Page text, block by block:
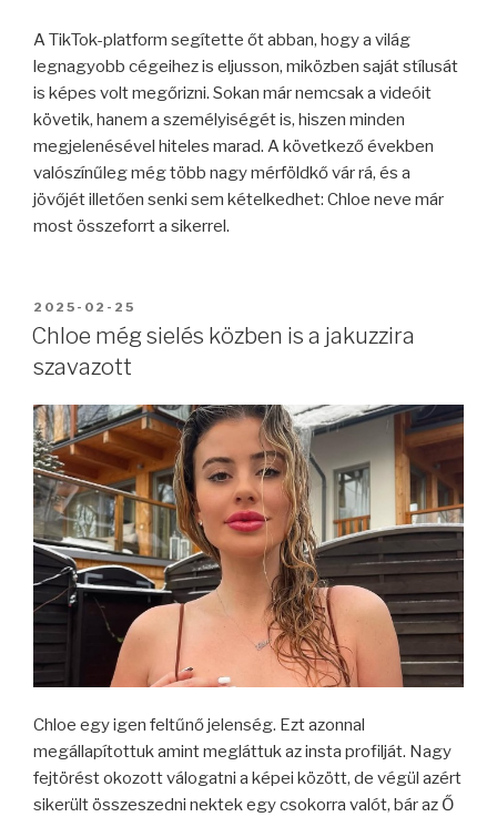
A TikTok-platform segítette őt abban, hogy a világ
legnagyobb cégeihez is eljusson, miközben saját stílusát
is képes volt megőrizni. Sokan már nemcsak a videóit
követik, hanem a személyiségét is, hiszen minden
megjelenésével hiteles marad. A következő években
valószínűleg még több nagy mérföldkő vár rá, és a
jövőjét illetően senki sem kételkedhet: Chloe neve már
most összeforrt a sikerrel.
BEKÜLDVE:
2025-02-25
Chloe még sielés közben is a jakuzzira
szavazott
Chloe egy igen feltűnő jelenség. Ezt azonnal
megállapítottuk amint megláttuk az insta profilját. Nagy
fejtörést okozott válogatni a képei között, de végül azért
sikerült összeszedni nektek egy csokorra valót, bár az Ő